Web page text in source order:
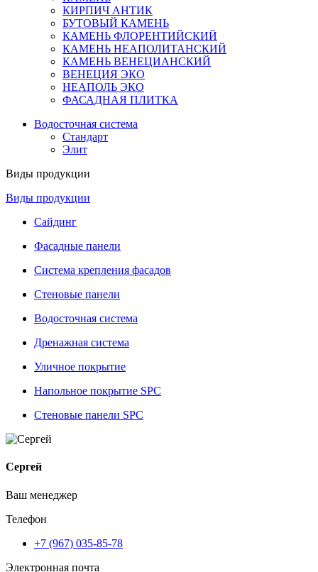
КИРПИЧ АНТИК
БУТОВЫЙ КАМЕНЬ
КАМЕНЬ ФЛОРЕНТИЙСКИЙ
КАМЕНЬ НЕАПОЛИТАНСКИЙ
КАМЕНЬ ВЕНЕЦИАНСКИЙ
ВЕНЕЦИЯ ЭКО
НЕАПОЛЬ ЭКО
ФАСАДНАЯ ПЛИТКА
Водосточная система
Стандарт
Элит
Виды продукции
Виды продукции
Сайдинг
Фасадные панели
Система крепления фасадов
Стеновые панели
Водосточная система
Дренажная система
Уличное покрытие
Напольное покрытие SPC
Стеновые панели SPC
Сергей
Ваш менеджер
Телефон
+7 (967) 035-85-78
Электронная почта